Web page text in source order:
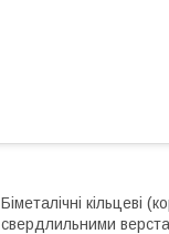
Біметалічні
свердлильними